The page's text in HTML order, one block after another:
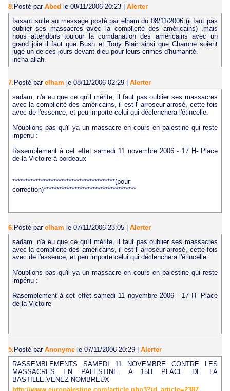
8. Posté par Abed le 08/11/2006 20:23
Alerter
faisant suite au message posté par elham du 08/11/2006 (il faut pas
oublier ses massacres avec la complicité des américains) .mais
nous attendons toujour la comdanation des américains avec un
grand joie il faut que Bush et Tony Blair ainsi que Charone soient
jugé un de ces jours devant dieu pour leurs crimes d'humanité.
incha allah.
7. Posté par elham le 08/11/2006 02:29
Alerter
sadam, n'a eu que ce qu'il mérite, il faut pas oublier ses massacres
avec la complicité des américains, il est l' arroseur arrosé, cette fois
avec de l'essence, et peu importe celui qui déclenchera l'étincelle.
N'oublions pas qu'il ya un massacre en cours en palestine qui reste
impénu :
Rasemblement à cet effet samedi 11 novembre 2006 - 17 H- Place
de la Victoire à bordeaux
****************************************(pour
correction)************************************
6. Posté par elham le 07/11/2006 23:05
Alerter
sadam, n'a eu que ce qu'il mérite, il faut pas oublier ses massacres
avec la complicité des américains, il est l' arroseur arrosé, cette fois
avec de l'essence, et peu importe celui qui déclenchera l'étincelle.
N'oublions pas qu'il ya un massacre en cours en palestine qui reste
impénu :
Rasemblement à cet effet samedi 11 novembre 2006 - 17 H- Place
de la Victoire
5. Posté par Anonyme le 07/11/2006 20:29
Alerter
RASSEMBLEMENTS SAMEDI 11 NOVEMBRE CONTRE LES
MASSACRES EN PALESTINE. A 15H PLACE DE LA
BASTILLE.VENEZ NOMBREUX